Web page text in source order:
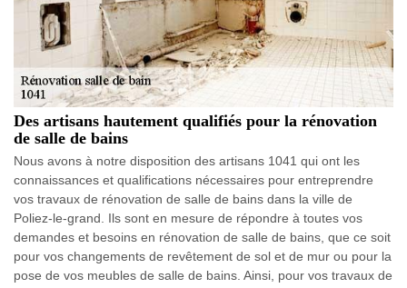
Des artisans hautement qualifiés pour la rénovation
de salle de bains
Nous avons à notre disposition des artisans 1041 qui ont les
connaissances et qualifications nécessaires pour entreprendre
vos travaux de rénovation de salle de bains dans la ville de
Poliez-le-grand. Ils sont en mesure de répondre à toutes vos
demandes et besoins en rénovation de salle de bains, que ce soit
pour vos changements de revêtement de sol et de mur ou pour la
pose de vos meubles de salle de bains. Ainsi, pour vos travaux de